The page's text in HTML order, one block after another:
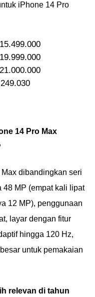
iPhone 14 Pro
14 Pro Max
dibandingkan seri
48 MP (empat kali lipat
12 MP), penggunaan
layar dengan fitur
hingga 120 Hz,
untuk pemakaian
relevan di tahun